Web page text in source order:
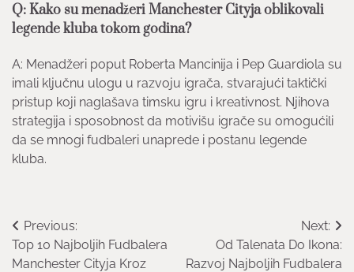
Q: Kako su menadžeri Manchester Cityja oblikovali
legende kluba tokom godina?
A: Menadžeri poput Roberta Mancinija i Pep Guardiola su
imali ključnu ulogu u razvoju igrača, stvarajući taktički
pristup koji naglašava timsku igru i kreativnost. Njihova
strategija i sposobnost da motivišu igrače su omogućili
da se mnogi fudbaleri unaprede i postanu legende
kluba.
Post
navigation
Previous:
Top 10 Najboljih Fudbalera
Manchester Cityja Kroz
Next:
Od Talenata Do Ikona:
Razvoj Najboljih Fudbalera